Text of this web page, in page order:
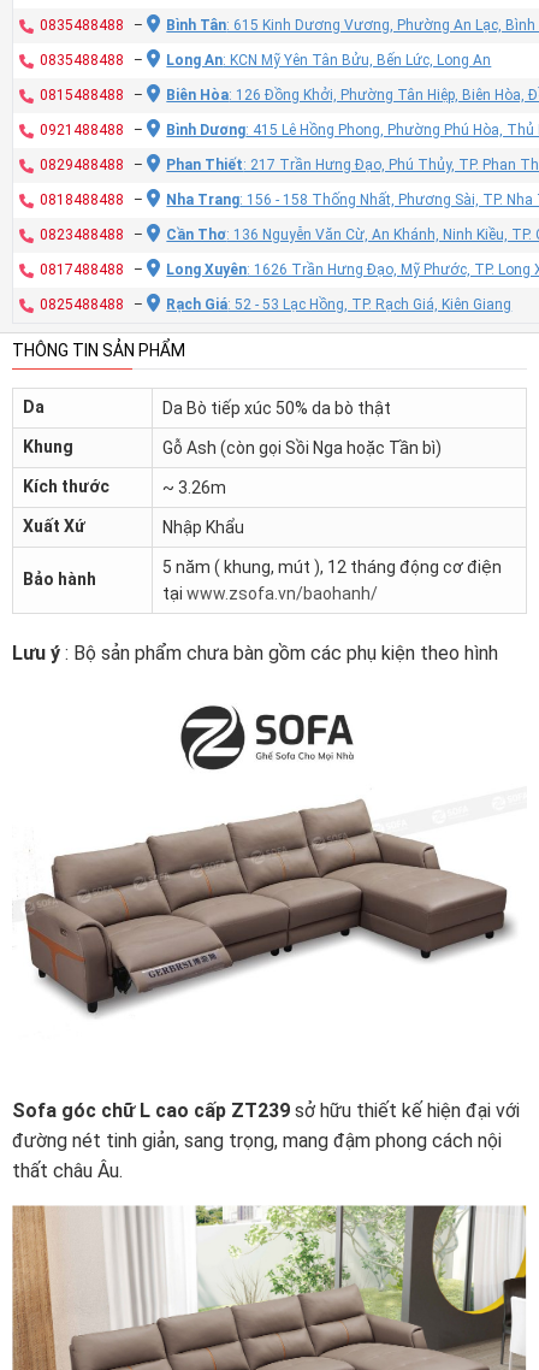
0835488488 – Bình Tân: 615 Kinh Dương Vương, Phường An Lạc, Bình
0835488488 – Long An: KCN Mỹ Yên Tân Bửu, Bến Lức, Long An
0815488488 – Biên Hòa: 126 Đồng Khởi, Phường Tân Hiệp, Biên Hòa,
0921488488 – Bình Dương: 415 Lê Hồng Phong, Phường Phú Hòa,
0829488488 – Phan Thiết: 217 Trần Hưng Đạo, Phú Thủy, TP. Phan
0818488488 – Nha Trang: 156 - 158 Thống Nhất, Phương Sài, TP.
0823488488 – Cần Thơ: 136 Nguyễn Văn Cừ, An Khánh, Ninh Kiều,
0817488488 – Long Xuyên: 1626 Trần Hưng Đạo, Mỹ Phước, TP. Long
0825488488 – Rạch Giá: 52 - 53 Lạc Hồng, TP. Rạch Giá, Kiên Giang
THÔNG TIN SẢN PHẨM
Da
Da Bò tiếp xúc 50% da bò thật
Khung
Gỗ Ash (còn gọi Sồi Nga hoặc Tần bì)
Kích thước
~ 3.26m
Xuất Xứ
Nhập Khẩu
Bảo hành
5 năm ( khung, mút ), 12 tháng động cơ điện
tại www.zsofa.vn/baohanh/
Lưu ý : Bộ sản phẩm chưa bàn gồm các phụ kiện theo hình
Sofa góc chữ L cao cấp ZT239 sở hữu thiết kế hiện đại với
đường nét tinh giản, sang trọng, mang đậm phong cách nội
thất châu Âu.